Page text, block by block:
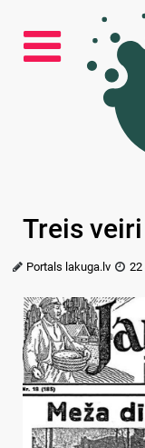
Treis
Portals lakuga.lv 22